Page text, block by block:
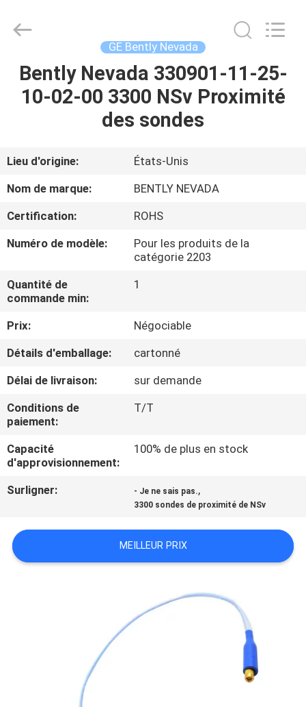
LA
PRODUITS
À
DE
NOUS
VISITE
DE
CONTRÔLE
DE
LA
QUALITÉ
NOUS
CONTACTER
INDUSTRY
Reserved.
GE Bently Nevada
Bently Nevada 330901-11-25-
10-02-00 3300 NSv Proximité
des sondes
Lieu d'origine:
États-Unis
Nom de marque:
BENTLY NEVADA
Certification:
ROHS
Numéro de modèle:
Pour les produits de la
catégorie 2203
Quantité de
commande min:
1
Prix:
Négociable
Détails d'emballage:
cartonné
Délai de livraison:
sur demande
Conditions de
paiement:
T/T
Capacité
d'approvisionnement:
100% de plus en stock
Surligner: - Je ne sais pas.,
3300 sondes de proximité de NSv
MEILLEUR PRIX